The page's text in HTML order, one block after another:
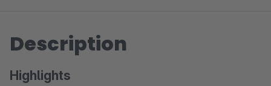
Description
Highlights